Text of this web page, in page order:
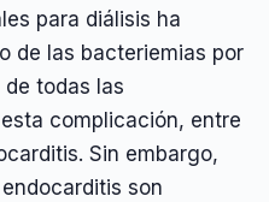
para diálisis ha
de las bacteriemias por
todas las
complicación, entre
Sin embargo,
son